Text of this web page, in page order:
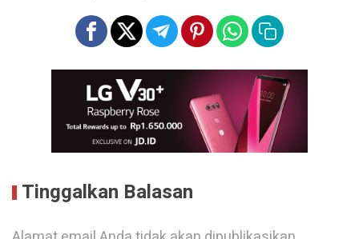
Tinggalkan Balasan